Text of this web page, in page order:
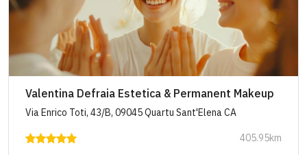
Valentina Defraia Estetica & Permanent Makeup
Via Enrico Toti, 43/B, 09045 Quartu Sant'Elena CA
405.95km